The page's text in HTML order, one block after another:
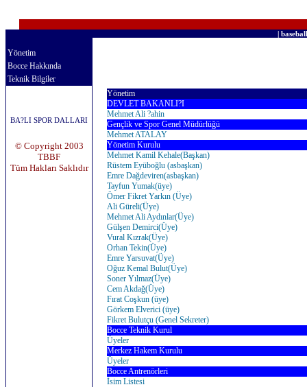
|
Yönetim
Bocce Hakkında
Teknik Bilgiler
BA?LI SPOR DALLARI
© Copyright 2003
TBBF
Tüm Hakları Saklıdır
Yönetim
DEVLET BAKANLI?I
Mehmet Ali ?ahin
Gençlik ve Spor Genel Müdürlüğü
Mehmet ATALAY
Yönetim Kurulu
Mehmet Kamil Kehale(Başkan)
Rüstem Eyüboğlu (asbaşkan)
Emre Dağdeviren(asbaşkan)
Tayfun Yumak(üye)
Ömer Fikret Yarkın (Üye)
Ali Güreli(Üye)
Mehmet Ali Aydınlar(Üye)
Gülşen Demirci(Üye)
Vural Kızrak(Üye)
Orhan Tekin(Üye)
Emre Yarsuvat(Üye)
Oğuz Kemal Bulut(Üye)
Soner Yılmaz(Üye)
Cem Akdağ(Üye)
Fırat Coşkun (üye)
Görkem Elverici (üye)
Fikret Bulutçu (Genel Sekreter)
Bocce Teknik Kurul
Üyeler
Merkez Hakem Kurulu
Üyeler
Bocce Antrenörleri
İsim Listesi